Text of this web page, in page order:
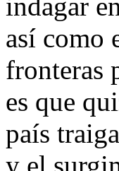
indagar
así como
fronteras
es que
país